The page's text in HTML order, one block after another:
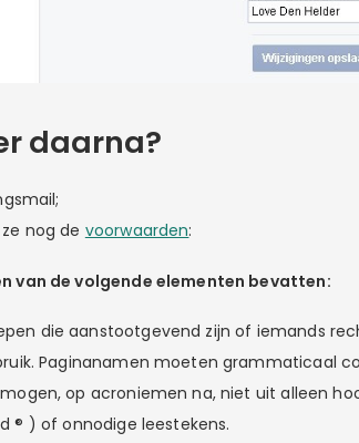
daarna?
nog de voorwaarden:
van de volgende elementen bevatten:
die aanstootgevend zijn of iemands
Paginanamen moeten grammaticaal
op acroniemen na, niet uit alleen
® ) of onnodige leestekens.